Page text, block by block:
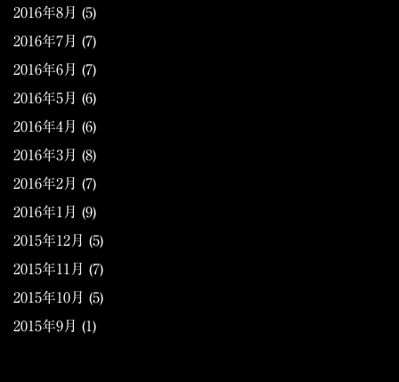
2016年8月 (5)
2016年7月 (7)
2016年6月 (7)
2016年5月 (6)
2016年4月 (6)
2016年3月 (8)
2016年2月 (7)
2016年1月 (9)
2015年12月 (5)
2015年11月 (7)
2015年10月 (5)
2015年9月 (1)